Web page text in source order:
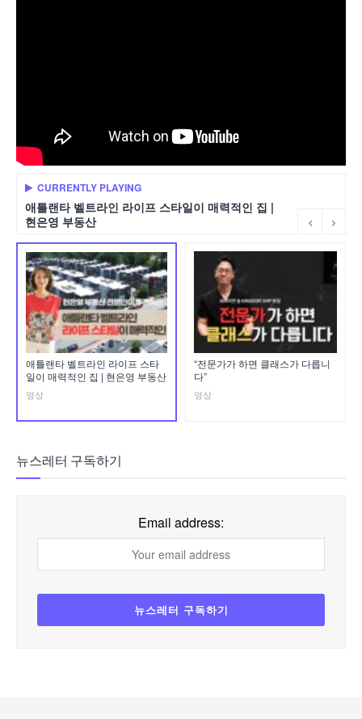
CURRENTLY PLAYING
애틀랜타 벨트라인 라이프 스타일이 매력적인 집 |
현은영 부동산
애틀랜타 벨트라인 라이프 스타
일이 매력적인 집 | 현은영 부동산
영상
“전문가가 하면 클래스가 다릅니
다”
영상
뉴스레터 구독하기
Email address: